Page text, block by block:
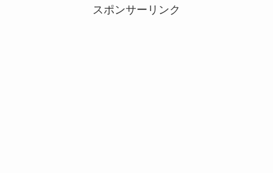
スポンサーリンク